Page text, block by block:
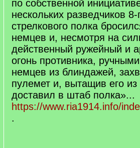
по собственной
нескольких разведчиков
стрелкового полка
немцев и, несмотря на
действенный ружейный и
огонь противника,
немцев из блиндажей,
пулемет и, вытащив его из
доставил в штаб полка»...
https://www.ria1914.info/
.